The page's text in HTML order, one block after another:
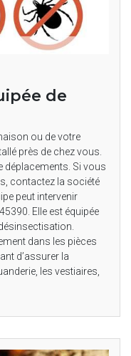
de
ou de votre
près de chez vous.
déplacements. Si vous
contactez la société
peut intervenir
Elle est équipée
dans les pièces
d’assurer la
les vestiaires,